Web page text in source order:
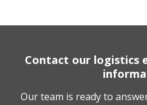
Contact our logistics
Our team is ready to